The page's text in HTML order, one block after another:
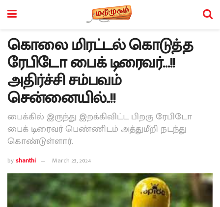
கொலை மிரட்டல் கொடுத்த
ரேபிடோ பைக் டிரைவர்…!!
அதிர்ச்சி சம்பவம்
சென்னையில்..!!
பைக்கில் இருந்து இறக்கிவிட்ட பிறகு ரேபிடோ
பைக் டிரைவர் பெண்ணிடம் அத்துமீறி நடந்து
கொண்டுள்ளார்.
byshanthi March 23, 2024